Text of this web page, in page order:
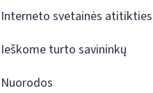
Interneto svetainės
Ieškome turto savininkų
Nuorodos